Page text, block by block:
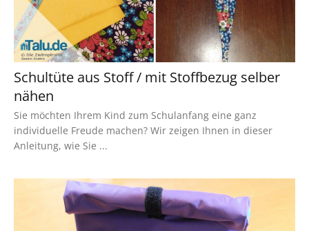
Schultüte aus Stoff / mit Stoffbezug selber
nähen
Sie möchten Ihrem Kind zum Schulanfang eine ganz
individuelle Freude machen? Wir zeigen Ihnen in dieser
Anleitung, wie Sie ...